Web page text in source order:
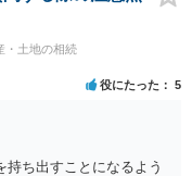
・土地の相続
役にたった 5
ち出すことになるよう